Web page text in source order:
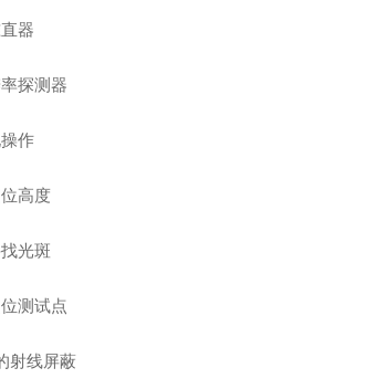
器
探测器
作
高度
光斑
测试点
射线屏蔽